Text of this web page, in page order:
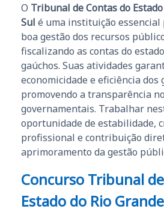
O Tribunal de Contas do
Sul é uma instituição essencial
boa gestão dos recursos
fiscalizando as contas do
gaúchos. Suas atividades
economicidade e eficiência dos
promovendo a transparência
governamentais. Trabalhar
oportunidade de estabilidade,
profissional e contribuição
aprimoramento da gestão
Concurso Tribunal
Estado do Rio